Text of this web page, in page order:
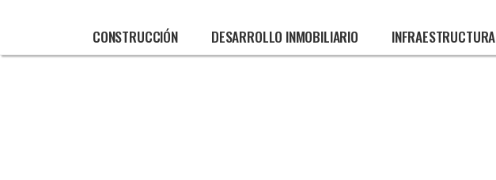
CONSTRUCCIÓN DESARROLLO INMOBILIARIO INFRAESTRUCTURA